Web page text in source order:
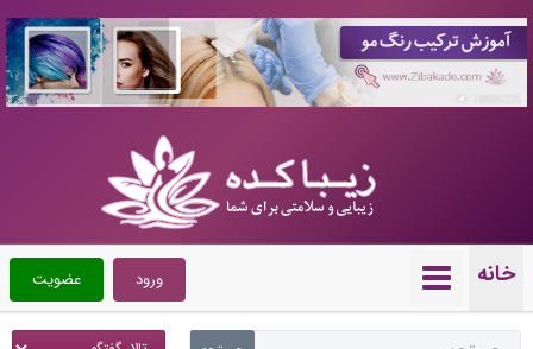
خانه عضویت ورود